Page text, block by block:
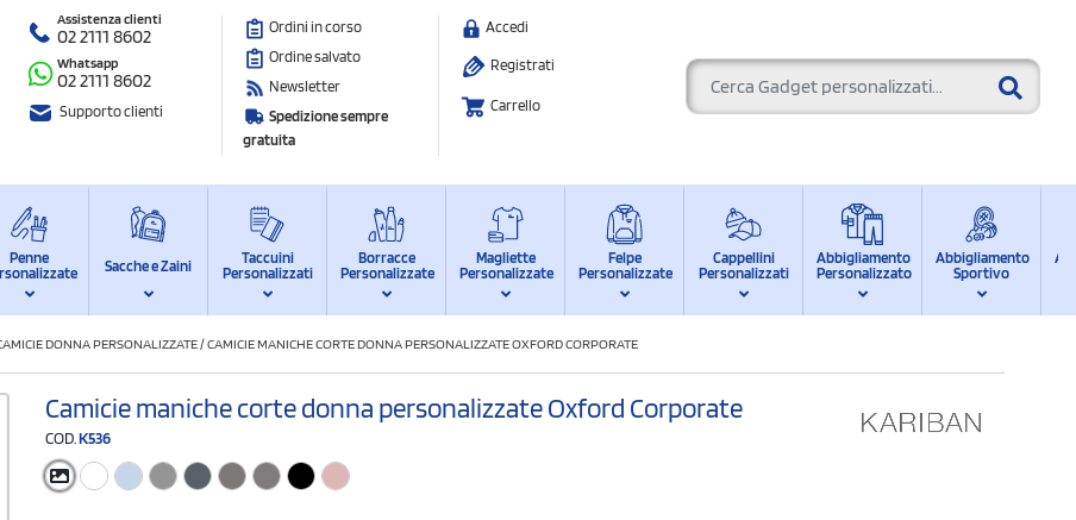
Assistenza clienti
02 2111 8602
Whatsapp
02 2111 8602
Supporto clienti
Ordini in corso
Ordine salvato
Newsletter
Spedizione sempre
gratuita
Accedi
Registrati
Carrello
Penne
Sacche e Zaini
Taccuini
Personalizzati
Borracce
Personalizzate
Magliette
Personalizzate
Felpe
Personalizzate
Cappellini
Personalizzati
Abbigliamento
Personalizzato
Abbigliamento
Sportivo
DONNA PERSONALIZZATE/CAMICIE MANICHE CORTE DONNA PERSONALIZZATE OXFORD CORPORATE
Camicie maniche corte donna personalizzate Oxford Corporate
COD. K536